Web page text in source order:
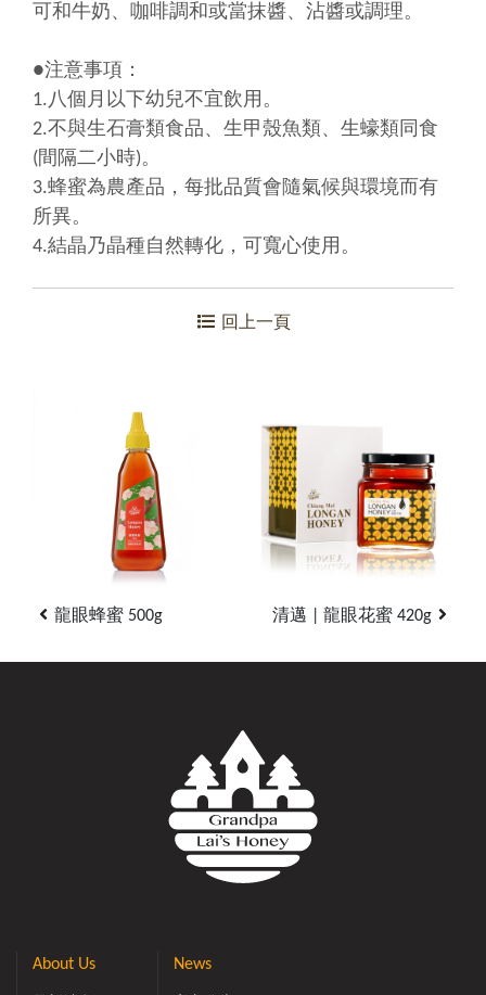
可和牛奶、咖啡調和或當抹醬、沾醬或調理。
●注意事項：
1.八個月以下幼兒不宜飲用。
2.不與生石膏類食品、生甲殼魚類、生蠔類同食
(間隔二小時)。
3.蜂蜜為農產品，每批品質會隨氣候與環境而有
所異。
4.結晶乃晶種自然轉化，可寬心使用 。
回上一頁
龍眼蜂蜜 500g 清邁 | 龍眼花蜜 420g
About Us News